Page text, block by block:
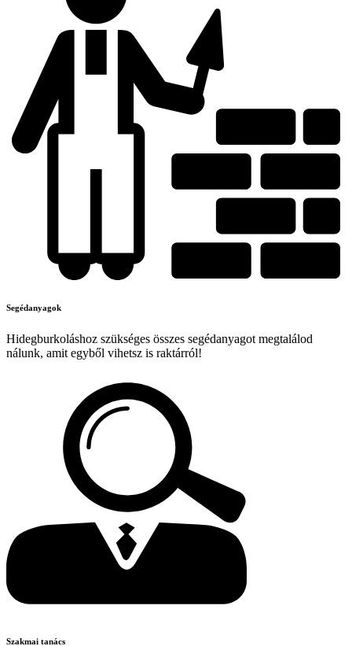
Segédanyagok
Hidegburkoláshoz szükséges összes segédanyagot megtalálod
nálunk, amit egyből vihetsz is raktárról!
Szakmai tanács